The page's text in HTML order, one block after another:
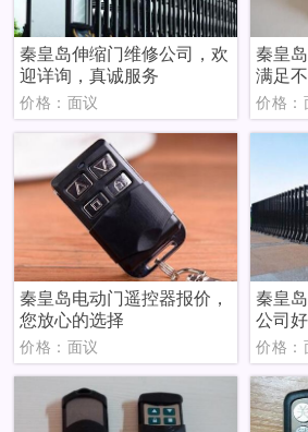
秦皇岛伸缩门维修公司，欢
迎详询，真诚服务
价格：面议
秦皇
满足
价格：
秦皇岛电动门遥控器报价，
您放心的选择
价格：面议
秦皇
公司好
价格：